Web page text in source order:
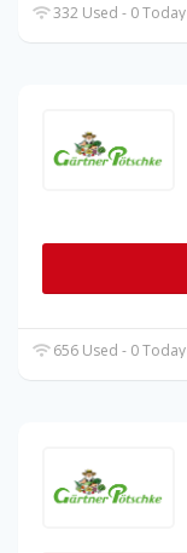
332 Used - 0 Today
656 Used - 0 Today